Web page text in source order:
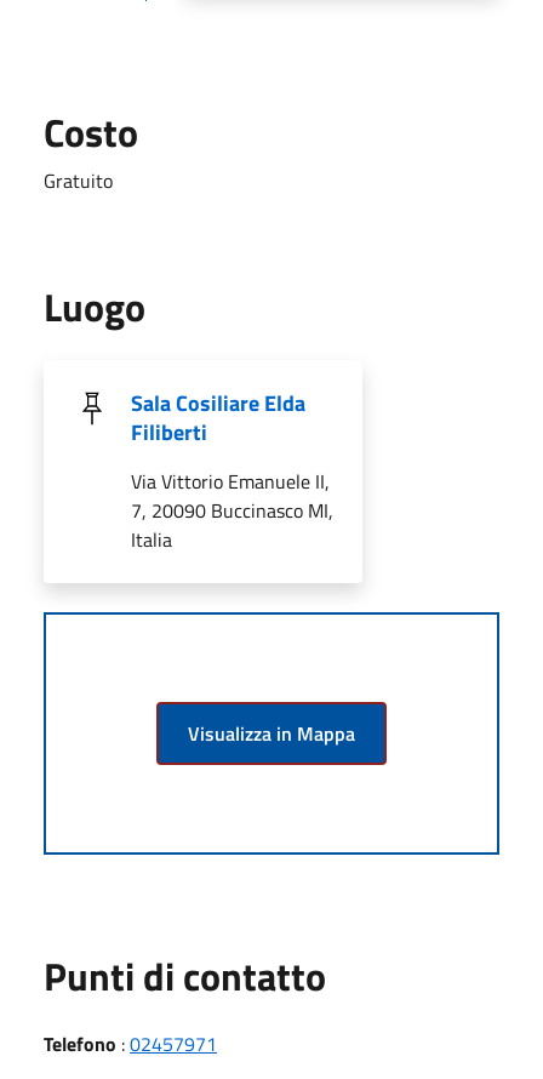
Costo
Gratuito
Luogo
Sala Cosiliare Elda
Filiberti
Via Vittorio Emanuele II,
7, 20090 Buccinasco MI,
Italia
Visualizza in Mappa
Punti di contatto
Telefono :02457971